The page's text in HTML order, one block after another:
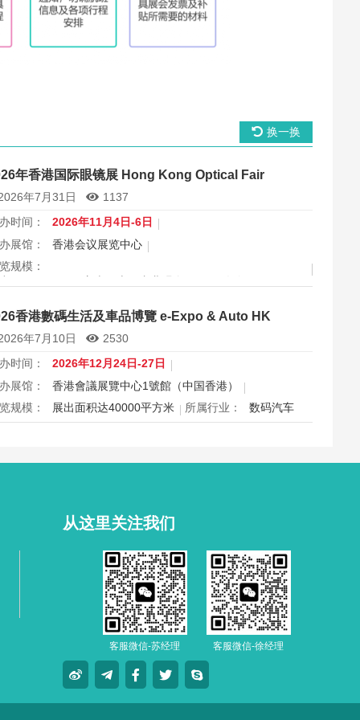
换一换
年香港国际眼镜展 Hong Kong Optical Fair
年7月31日
1137
时间：
2026年11月4日-6日
展馆：
香港会议展览中心
规模：
为期三天，是亚洲最具影响力的眼镜专业展之一，并获UFI
认证。展会特设品牌廊、智能眼镜专区与多国展馆，汇聚全
光产品供应商，并配套眼镜汇演与行业论坛，为展商与买家
高效的跨境商贸与合作机…
香港數碼生活及車品博覽 e-Expo & Auto HK
年7月10日
2530
时间：
2026年12月24日-27日
展馆：
香港會議展覽中心1號館（中国香港）
规模：
展出面积达40000平方米 所属行业：
数码汽车
千余家展商，打造圣诞黄金档科技车品一站式采购盛会，欢
从这里关注我们
客服微信-苏经理 客服微信-徐经理